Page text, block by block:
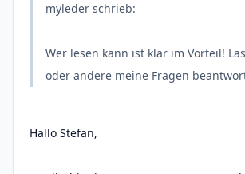
myleder schrieb:
Wer lesen kann ist klar im Vorteil!
oder andere meine Fragen
Hallo Stefan,